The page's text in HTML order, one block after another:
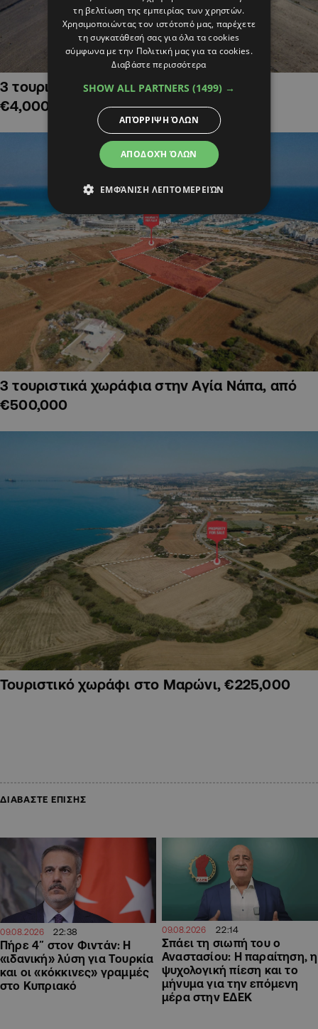
3 τουριστικά χωράφια στην Αλαμινό,
€4,000,000
3 τουριστικά χωράφια στην Αγία Νάπα, από
€500,000
Τουριστικό χωράφι στο Μαρώνι, €225,000
ΔΙΑΒΑΣΤΕ ΕΠΙΣΗΣ
09.08.2026 22:38
Πήρε 4″ στον Φιντάν: Η
«ιδανική» λύση για Τουρκία
και οι «κόκκινες» γραμμές
στο Κυπριακό
09.08.2026 22:14
Σπάει τη σιωπή του ο
Αναστασίου: Η παραίτηση, η
ψυχολογική πίεση και το
μήνυμα για την επόμενη
μέρα στην ΕΔΕΚ
τη βελτίωση της εμπειρίας των χρηστών.
Χρησιμοποιώντας τον ιστότοπό μας, παρέχετε
τη συγκατάθεσή σας για όλα τα cookies
σύμφωνα με την Πολιτική μας για τα cookies.
Διαβάστε περισσότερα
SHOW ALL PARTNERS (1499) →
ΑΠΟΔΟΧΉ ΌΛΩΝ
ΑΠΌΡΡΙΨΗ ΌΛΩΝ
ΕΜΦΆΝΙΣΗ ΛΕΠΤΟΜΕΡΕΙΏΝ